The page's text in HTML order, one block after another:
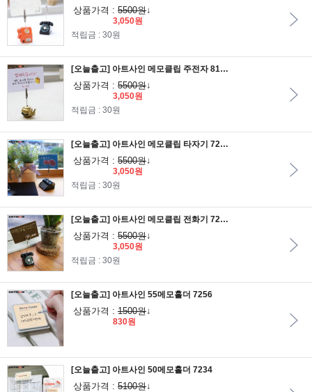
상품가격 : 5500원↓
3,050원
적립금 : 30원
[오늘출고] 아트사인 메모클립 주전자 8120
상품가격 : 5500원↓
3,050원
적립금 : 30원
[오늘출고] 아트사인 메모클립 타자기 7253
상품가격 : 5500원↓
3,050원
적립금 : 30원
[오늘출고] 아트사인 메모클립 전화기 7252
상품가격 : 5500원↓
3,050원
적립금 : 30원
[오늘출고] 아트사인 55메모홀더 7256
상품가격 : 1500원↓
830원
[오늘출고] 아트사인 50메모홀더 7234
상품가격 : 5100원↓